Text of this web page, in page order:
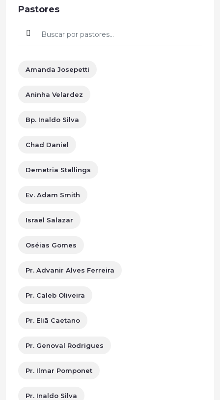
Pastores
Amanda Josepetti
Aninha Velardez
Bp. Inaldo Silva
Chad Daniel
Demetria Stallings
Ev. Adam Smith
Israel Salazar
Oséias Gomes
Pr. Advanir Alves Ferreira
Pr. Caleb Oliveira
Pr. Eliã Caetano
Pr. Genoval Rodrigues
Pr. Ilmar Pomponet
Pr. Inaldo Silva